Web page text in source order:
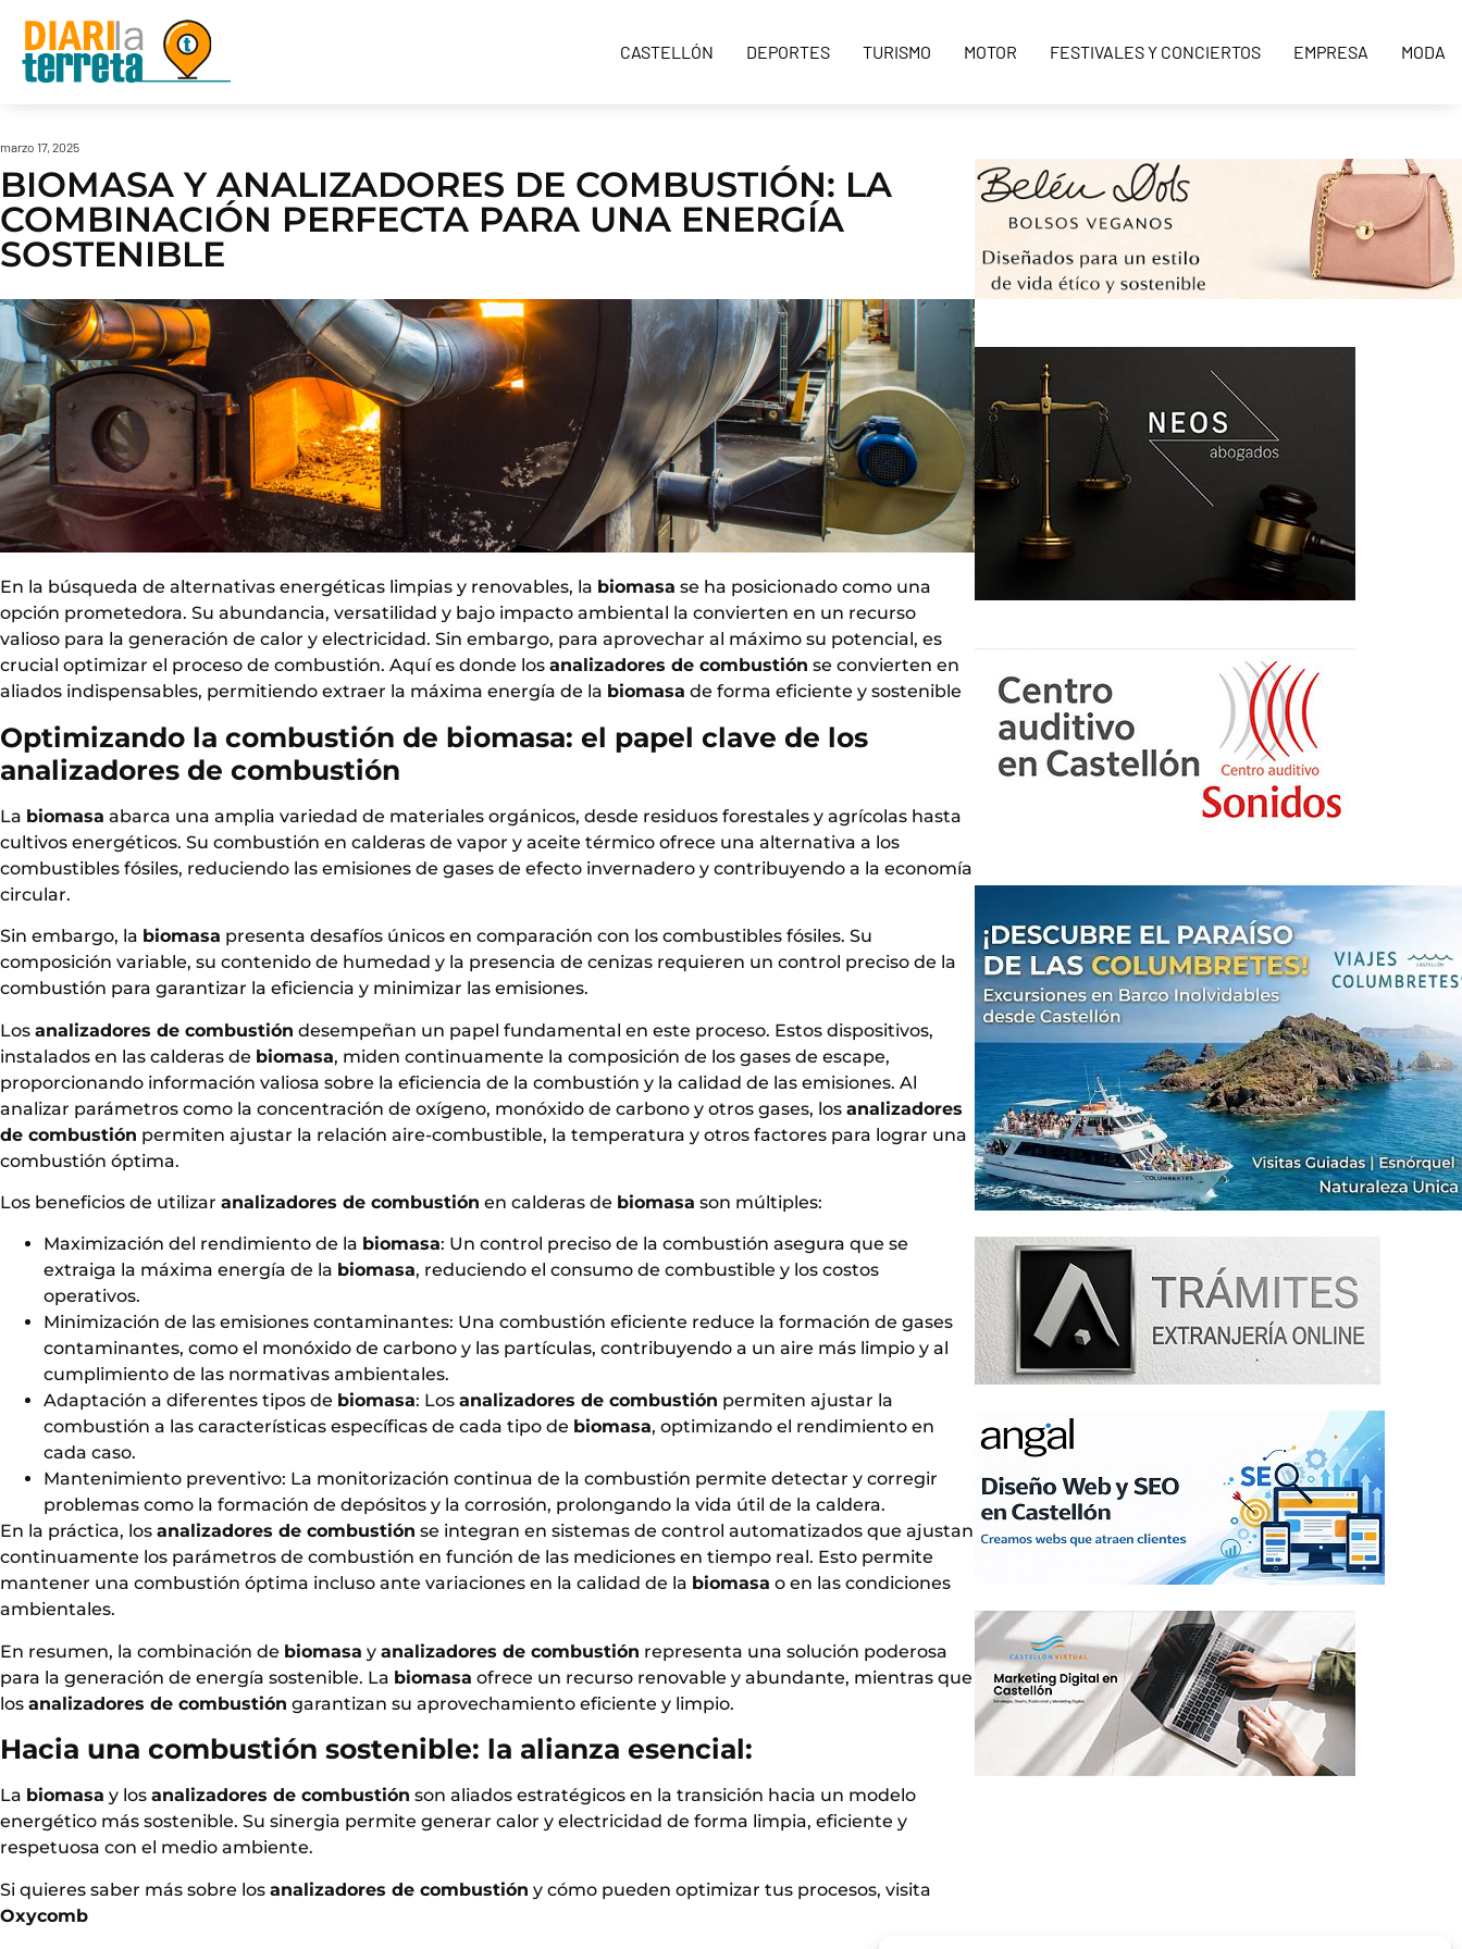
CASTELLÓN DEPORTES TURISMO MOTOR FESTIVALES Y CONCIERTOS EMPRESA MODA
marzo 17, 2025
BIOMASA Y ANALIZADORES DE COMBUSTIÓN: LA
COMBINACIÓN PERFECTA PARA UNA ENERGÍA
SOSTENIBLE
En la búsqueda de alternativas energéticas limpias y renovables, la biomasa se ha posicionado como una
opción prometedora. Su abundancia, versatilidad y bajo impacto ambiental la convierten en un recurso
valioso para la generación de calor y electricidad. Sin embargo, para aprovechar al máximo su potencial, es
crucial optimizar el proceso de combustión. Aquí es donde los analizadores de combustión se convierten en
aliados indispensables, permitiendo extraer la máxima energía de la biomasa de forma eficiente y sostenible
Optimizando la combustión de biomasa: el papel clave de los
analizadores de combustión
La biomasa abarca una amplia variedad de materiales orgánicos, desde residuos forestales y agrícolas hasta
cultivos energéticos. Su combustión en calderas de vapor y aceite térmico ofrece una alternativa a los
combustibles fósiles, reduciendo las emisiones de gases de efecto invernadero y contribuyendo a la economía
circular.
Sin embargo, la biomasa presenta desafíos únicos en comparación con los combustibles fósiles. Su
composición variable, su contenido de humedad y la presencia de cenizas requieren un control preciso de la
combustión para garantizar la eficiencia y minimizar las emisiones.
Los analizadores de combustión desempeñan un papel fundamental en este proceso. Estos dispositivos,
instalados en las calderas de biomasa, miden continuamente la composición de los gases de escape,
proporcionando información valiosa sobre la eficiencia de la combustión y la calidad de las emisiones. Al
analizar parámetros como la concentración de oxígeno, monóxido de carbono y otros gases, los analizadores
de combustión permiten ajustar la relación aire-combustible, la temperatura y otros factores para lograr una
combustión óptima.
Los beneficios de utilizar analizadores de combustión en calderas de biomasa son múltiples:
Maximización del rendimiento de la biomasa: Un control preciso de la combustión asegura que se
extraiga la máxima energía de la biomasa, reduciendo el consumo de combustible y los costos
operativos.
Minimización de las emisiones contaminantes: Una combustión eficiente reduce la formación de gases
contaminantes, como el monóxido de carbono y las partículas, contribuyendo a un aire más limpio y al
cumplimiento de las normativas ambientales.
Adaptación a diferentes tipos de biomasa: Los analizadores de combustión permiten ajustar la
combustión a las características específicas de cada tipo de biomasa, optimizando el rendimiento en
cada caso.
Mantenimiento preventivo: La monitorización continua de la combustión permite detectar y corregir
problemas como la formación de depósitos y la corrosión, prolongando la vida útil de la caldera.
En la práctica, los analizadores de combustión se integran en sistemas de control automatizados que ajustan
continuamente los parámetros de combustión en función de las mediciones en tiempo real. Esto permite
mantener una combustión óptima incluso ante variaciones en la calidad de la biomasa o en las condiciones
ambientales.
En resumen, la combinación de biomasa y analizadores de combustión representa una solución poderosa
para la generación de energía sostenible. La biomasa ofrece un recurso renovable y abundante, mientras que
los analizadores de combustión garantizan su aprovechamiento eficiente y limpio.
Hacia una combustión sostenible: la alianza esencial:
La biomasa y los analizadores de combustión son aliados estratégicos en la transición hacia un modelo
energético más sostenible. Su sinergia permite generar calor y electricidad de forma limpia, eficiente y
respetuosa con el medio ambiente.
Si quieres saber más sobre los analizadores de combustión y cómo pueden optimizar tus procesos, visita
Oxycomb